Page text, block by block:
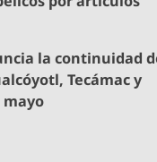
la continuidad
Tecámac y
mayo